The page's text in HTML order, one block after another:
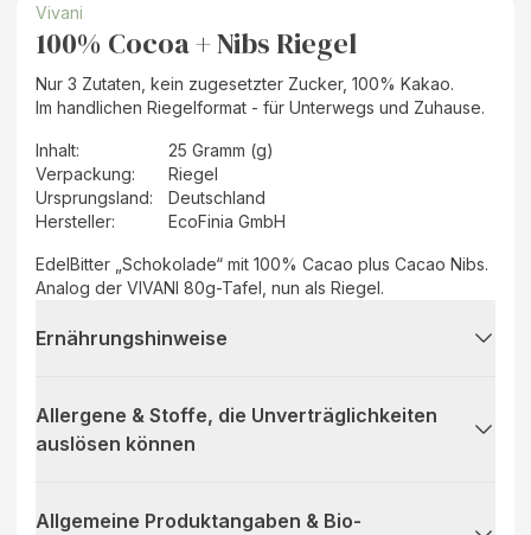
Vivani
100% Cocoa + Nibs Riegel
Nur 3 Zutaten, kein zugesetzter Zucker, 100% Kakao.
Im handlichen Riegelformat - für Unterwegs und Zuhause.
Inhalt:
25 Gramm (g)
Verpackung:
Riegel
Ursprungsland:
Deutschland
Hersteller: EcoFinia GmbH
EdelBitter „Schokolade“ mit 100% Cacao plus Cacao Nibs.
Analog der VIVANI 80g-Tafel, nun als Riegel.
Ernährungshinweise
Allergene & Stoffe, die Unverträglichkeiten
auslösen können
Allgemeine Produktangaben & Bio-